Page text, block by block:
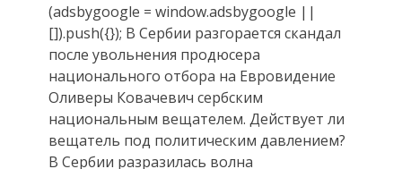
(adsbygoogle = window.adsbygoogle ||
[]).push({}); В Сербии разгорается скандал
после увольнения продюсера
национального отбора на Евровидение
Оливеры Ковачевич сербским
национальным вещателем. Действует ли
вещатель под политическим давлением?
В Сербии разразилась волна